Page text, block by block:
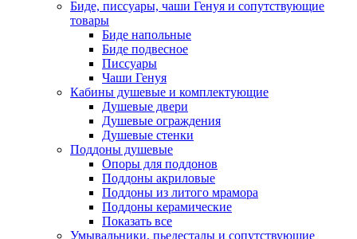
Биде, писсуары, чаши Генуя и сопутствующие
товары
Биде напольные
Биде подвесное
Писсуары
Чаши Генуя
Кабины душевые и комплектующие
Душевые двери
Душевые ограждения
Душевые стенки
Поддоны душевые
Опоры для поддонов
Поддоны акриловые
Поддоны из литого мрамора
Поддоны керамические
Показать все
Умывальники, пьедесталы и сопутствующие